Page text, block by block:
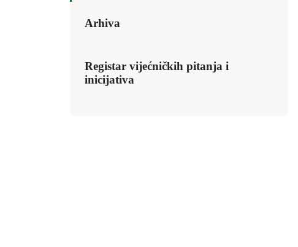
Arhiva
Registar vijećničkih pitanja i
inicijativa